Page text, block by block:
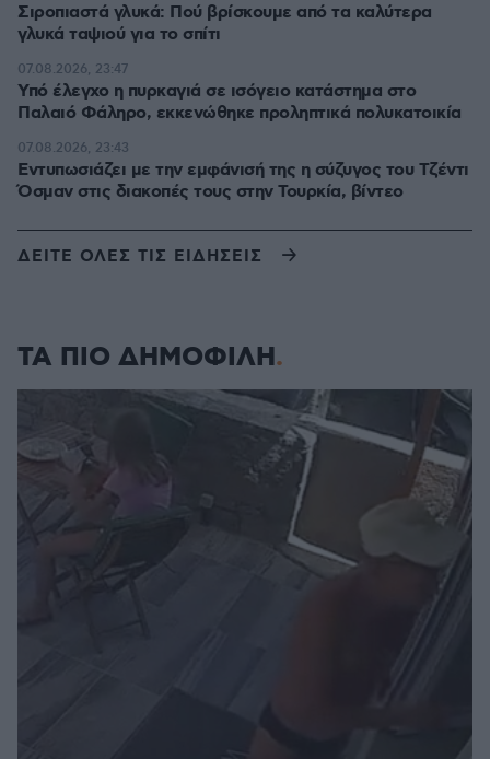
Σιροπιαστά γλυκά: Πού βρίσκουμε από τα καλύτερα
γλυκά ταψιού για το σπίτι
Υπό έλεγχο η πυρκαγιά σε ισόγειο κατάστημα στο
Παλαιό Φάληρο, εκκενώθηκε προληπτικά πολυκατοικία
07.08.2026, 23:47
Εντυπωσιάζει με την εμφάνισή της η σύζυγος του Τζέντι
Όσμαν στις διακοπές τους στην Τουρκία, βίντεο
07.08.2026, 23:43
ΔΕΙΤΕ ΟΛΕΣ ΤΙΣ ΕΙΔΗΣΕΙΣ
ΤΑ ΠΙΟ ΔΗΜΟΦΙΛΗ